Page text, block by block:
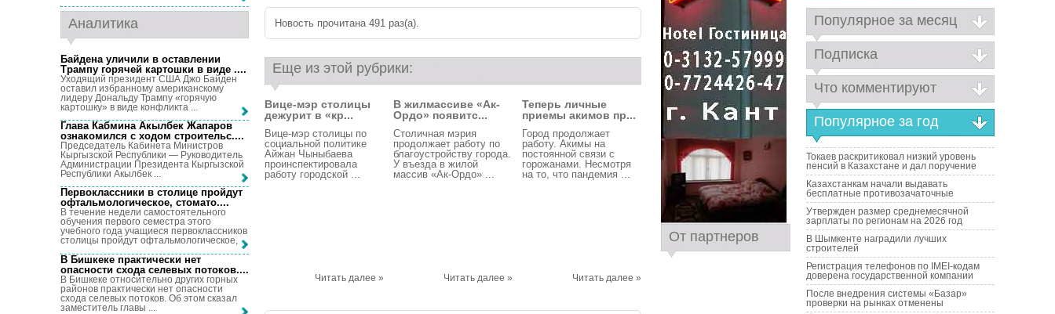
Новость прочитана 491 раз(a).
Еще из этой рубрики:
Вице-мэр столицы
дежурит в «кр...
Вице-мэр столицы по
социальной политике
Айжан Чыныбаева
проинспектировала
работу городской ...
Читать далее »
В жилмассиве «Ак-
Ордо» появитс...
Столичная мэрия
продолжает работу по
благоустройству города.
У въезда в жилой
массив «Ак-Ордо» ...
Читать далее »
Теперь личные
приемы акимов пр...
Город продолжает
работу. Акимы на
постоянной связи с
горожанами. Несмотря
на то, что пандемия ...
Читать далее »
Аналитика
Байдена уличили в оставлении
Трампу горячей картошки в виде ....
Уходящий президент США Джо Байден
оставил избранному американскому
лидеру Дональду Трампу «горячую
картошку» в виде конфликта ...
Глава Кабмина Акылбек Жапаров
ознакомился с ходом строительс....
Председатель Кабинета Министров
Кыргызской Республики — Руководитель
Администрации Президента Кыргызской
Республики Акылбек ...
Первоклассники в столице пройдут
офтальмологическое, стомато....
В течение недели самостоятельного
обучения первого семестра этого
учебного года учащиеся первоклассников
столицы пройдут офтальмологическое, ...
В Бишкеке практически нет
опасности схода селевых потоков....
В Бишкеке относительно других горных
районов практически нет опасности
схода селевых потоков. Об этом сказал
заместитель главы ...
От партнеров
Популярное за месяц
Подписка
Что комментируют
Популярное за год
Токаев раскритиковал низкий уровень
пенсий в Казахстане и дал поручение
Казахстанкам начали выдавать
бесплатные противозачаточные
Утвержден размер среднемесячной
зарплаты по регионам на 2026 год
В Шымкенте наградили лучших
строителей
Регистрация телефонов по IMEI-кодам
доверена государственной компании
После внедрения системы «Базар»
проверки на рынках отменены